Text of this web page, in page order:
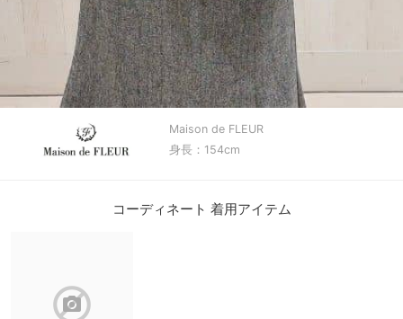
Maison de FLEUR
身長：154cm
コーディネート 着用アイテム
block